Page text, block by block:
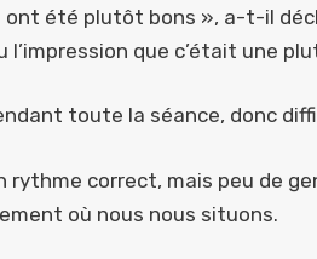
ont été plutôt bons », a-t-il
l’impression que c’était une
toute la séance, donc
rythme correct, mais peu de
où nous nous situons.